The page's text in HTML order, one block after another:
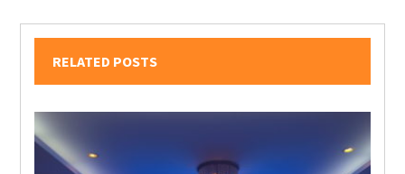
RELATED POSTS